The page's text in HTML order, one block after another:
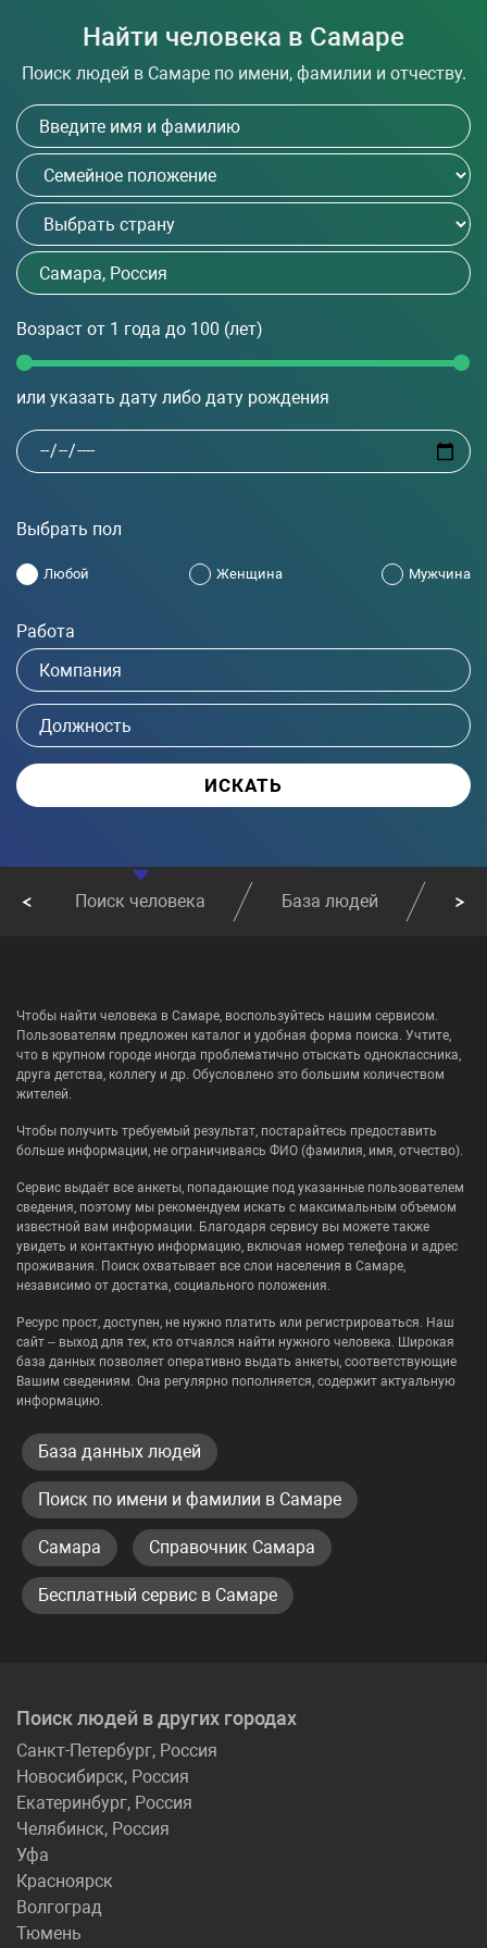
Найти человека в Самаре
Поиск людей в Самаре по имени, фамилии и отчеству.
Возраст от 1 года до 100 (лет)
или указать дату либо дату рождения
Выбрать пол
Любой Женщина Мужчина
Работа
Поиск человека База людей
Чтобы найти человека в Самаре, воспользуйтесь нашим сервисом.
Пользователям предложен каталог и удобная форма поиска. Учтите,
что в крупном городе иногда проблематично отыскать одноклассника,
друга детства, коллегу и др. Обусловлено это большим количеством
жителей.
Чтобы получить требуемый результат, постарайтесь предоставить
больше информации, не ограничиваясь ФИО (фамилия, имя, отчество).
Сервис выдаёт все анкеты, попадающие под указанные пользователем
сведения, поэтому мы рекомендуем искать с максимальным объемом
известной вам информации. Благодаря сервису вы можете также
увидеть и контактную информацию, включая номер телефона и адрес
проживания. Поиск охватывает все слои населения в Самаре,
независимо от достатка, социального положения.
Ресурс прост, доступен, не нужно платить или регистрироваться. Наш
сайт – выход для тех, кто отчаялся найти нужного человека. Широкая
база данных позволяет оперативно выдать анкеты, соответствующие
Вашим сведениям. Она регулярно пополняется, содержит актуальную
информацию.
База данных людей
Поиск по имени и фамилии в Самаре
Самара Справочник Самара
Бесплатный сервис в Самаре
Поиск людей в других городах
Санкт-Петербург, Россия
Новосибирск, Россия
Екатеринбург, Россия
Челябинск, Россия
Уфа
Красноярск
Волгоград
Тюмень